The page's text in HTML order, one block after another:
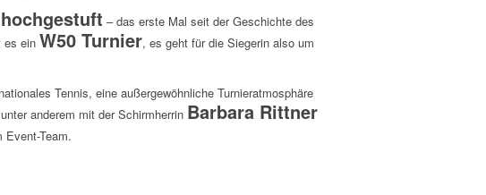
hochgestuft – das erste Mal seit der Geschichte des
es ein W50 Turnier, es geht für die Siegerin also um
Tennis, eine außergewöhnliche Turnieratmosphäre
anderem mit der Schirmherrin Barbara Rittner
Event-Team.